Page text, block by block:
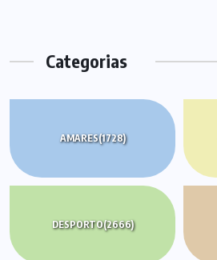
Categorias
AMARES(1728)
DESPORTO(2666)